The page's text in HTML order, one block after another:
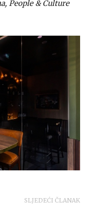
People & Culture
SLJEDEĆI ČLANAK